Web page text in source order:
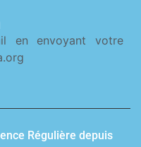
en envoyant votre
Régulière depuis